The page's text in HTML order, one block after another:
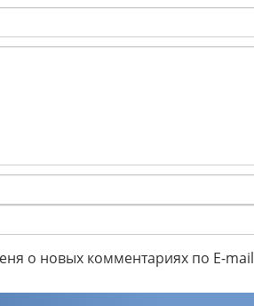
о новых комментариях по E-mail